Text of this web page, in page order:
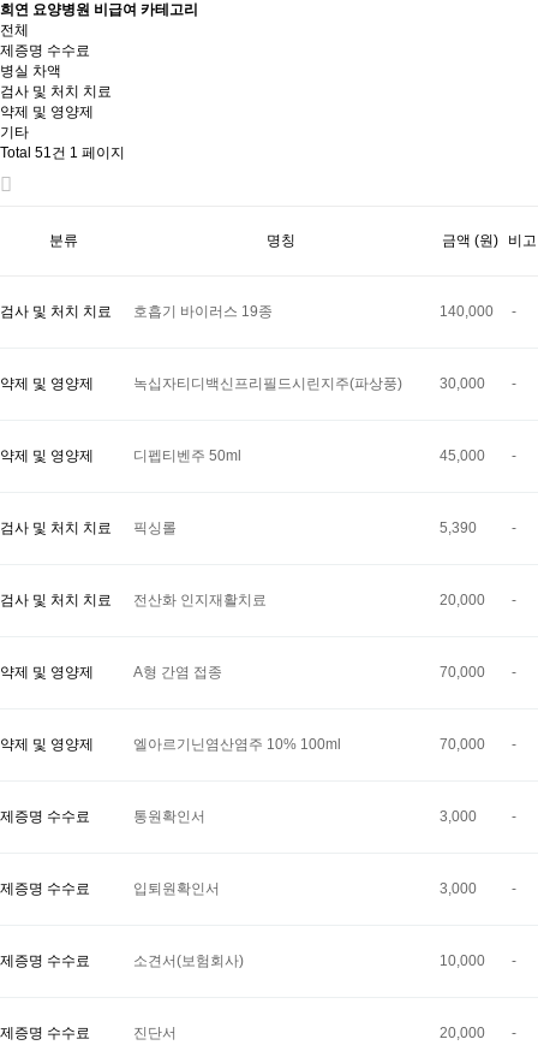
희연 요양병원 비급여 카테고리
전체
제증명 수수료
병실 차액
검사 및 처치 치료
약제 및 영양제
기타
Total 51건 1 페이지
분류 명칭 금액 (원) 비고
검사 및 처치 치료 호흡기 바이러스 19종 140,000 -
약제 및 영양제 녹십자티디백신프리필드시린지주(파상풍) 30,000 -
약제 및 영양제 디펩티벤주 50ml 45,000 -
검사 및 처치 치료 픽싱롤 5,390 -
검사 및 처치 치료 전산화 인지재활치료 20,000 -
약제 및 영양제 A형 간염 접종 70,000 -
약제 및 영양제 엘아르기닌염산염주 10% 100ml 70,000 -
제증명 수수료 통원확인서 3,000 -
제증명 수수료 입퇴원확인서 3,000 -
제증명 수수료 소견서(보험회사) 10,000 -
제증명 수수료 진단서 20,000 -